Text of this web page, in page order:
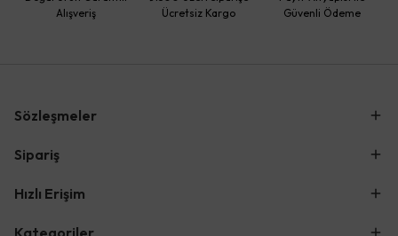
Alışveriş
Ücretsiz Kargo
Güvenli Ödeme
Sözleşmeler
Sipariş
Hızlı Erişim
Kategoriler